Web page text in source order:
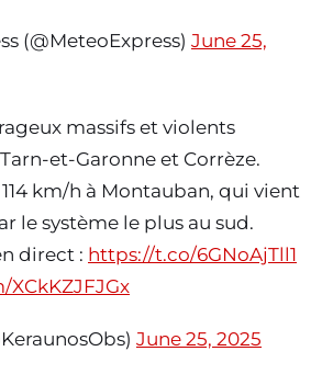
(@MeteoExpress) June 25,
massifs et violents
et-Garonne et Corrèze.
km/h à Montauban, qui vient
le système le plus au sud.
direct : https://t.co/6GNoAjTll1
June 25, 2025